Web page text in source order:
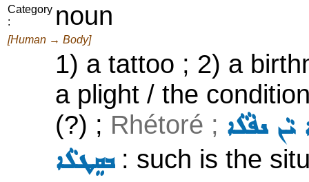
Category
:
noun
[Human → Body]
1) a tattoo ; 2) a
a plight / the
(?) ; Rhétoré ; ܢܦܵܠܵܐ
ܒܩܸܛܠܵܐ: such is the